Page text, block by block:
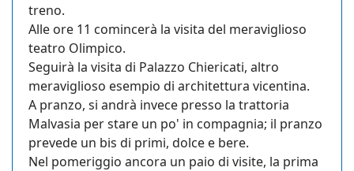
treno.
Alle ore 11 comincerà la visita del meraviglioso
teatro Olimpico.
Seguirà la visita di Palazzo Chiericati, altro
meraviglioso esempio di architettura vicentina.
A pranzo, si andrà invece presso la trattoria
Malvasia per stare un po' in compagnia; il pranzo
prevede un bis di primi, dolce e bere.
Nel pomeriggio ancora un paio di visite, la prima